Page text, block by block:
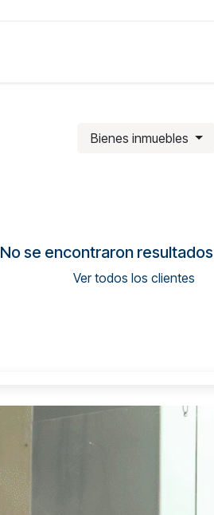
Bienes inmuebles
No se encontraron
Ver todos los clientes